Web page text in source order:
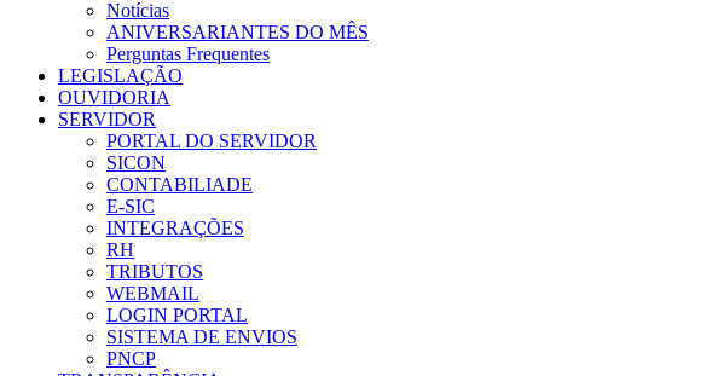
Notícias
ANIVERSARIANTES DO MÊS
Perguntas Frequentes
LEGISLAÇÃO
OUVIDORIA
SERVIDOR
PORTAL DO SERVIDOR
SICON
CONTABILIADE
E-SIC
INTEGRAÇÕES
RH
TRIBUTOS
WEBMAIL
LOGIN PORTAL
SISTEMA DE ENVIOS
PNCP